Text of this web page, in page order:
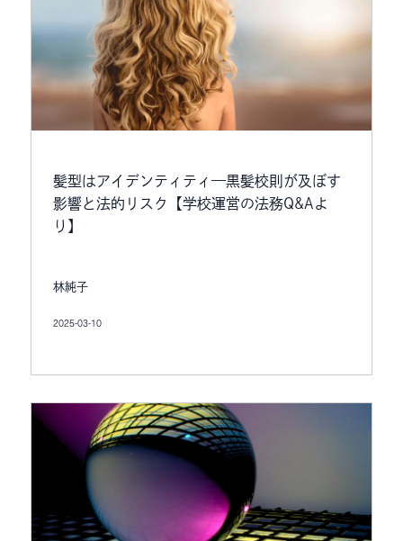
髪型はアイデンティティ—黒髪校則が及ぼす
影響と法的リスク【学校運営の法務Q&Aよ
り】
林純子
2025-03-10